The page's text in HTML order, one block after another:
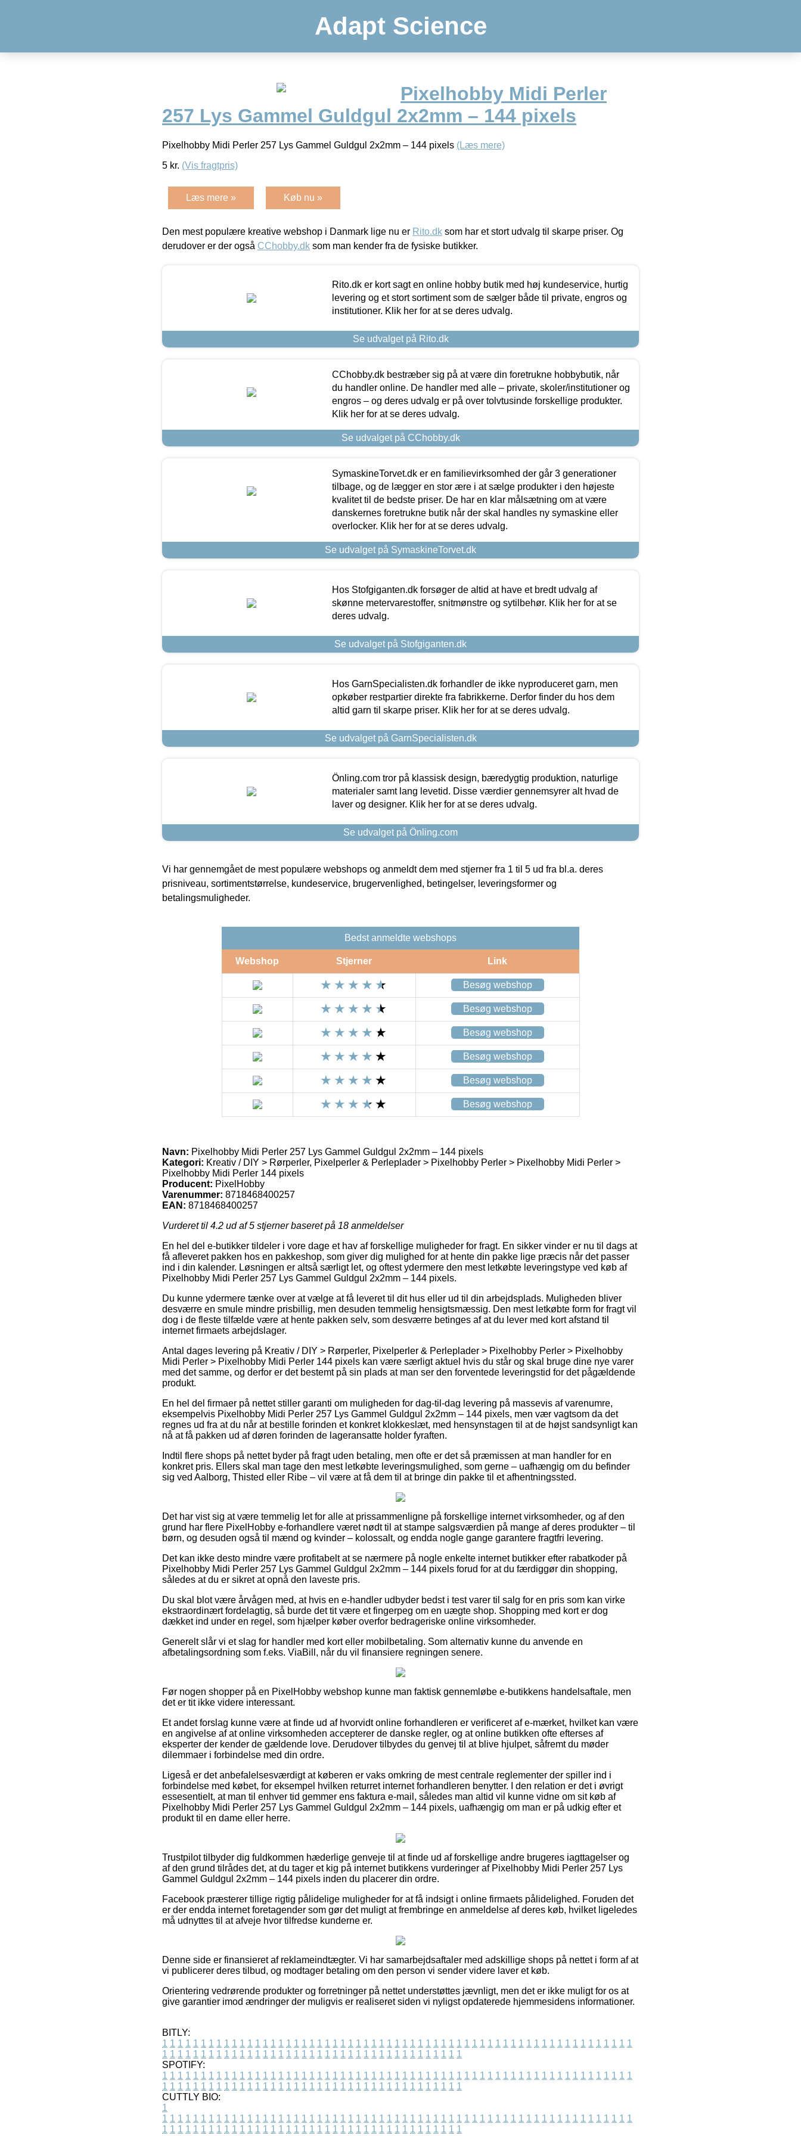
Adapt Science
Pixelhobby Midi Perler
257 Lys Gammel Guldgul 2x2mm – 144 pixels
Pixelhobby Midi Perler 257 Lys Gammel Guldgul 2x2mm – 144 pixels (Læs mere)
5 kr. (Vis fragtpris)
Læs mere » Køb nu »
Den mest populære kreative webshop i Danmark lige nu er Rito.dk som har et stort udvalg til skarpe priser. Og
derudover er der også CChobby.dk som man kender fra de fysiske butikker.
Rito.dk er kort sagt en online hobby butik med høj kundeservice, hurtig
levering og et stort sortiment som de sælger både til private, engros og
institutioner. Klik her for at se deres udvalg.
Se udvalget på Rito.dk
CChobby.dk bestræber sig på at være din foretrukne hobbybutik, når
du handler online. De handler med alle – private, skoler/institutioner og
engros – og deres udvalg er på over tolvtusinde forskellige produkter.
Klik her for at se deres udvalg.
Se udvalget på CChobby.dk
SymaskineTorvet.dk er en familievirksomhed der går 3 generationer
tilbage, og de lægger en stor ære i at sælge produkter i den højeste
kvalitet til de bedste priser. De har en klar målsætning om at være
danskernes foretrukne butik når der skal handles ny symaskine eller
overlocker. Klik her for at se deres udvalg.
Se udvalget på SymaskineTorvet.dk
Hos Stofgiganten.dk forsøger de altid at have et bredt udvalg af
skønne metervarestoffer, snitmønstre og sytilbehør. Klik her for at se
deres udvalg.
Se udvalget på Stofgiganten.dk
Hos GarnSpecialisten.dk forhandler de ikke nyproduceret garn, men
opkøber restpartier direkte fra fabrikkerne. Derfor finder du hos dem
altid garn til skarpe priser. Klik her for at se deres udvalg.
Se udvalget på GarnSpecialisten.dk
Önling.com tror på klassisk design, bæredygtig produktion, naturlige
materialer samt lang levetid. Disse værdier gennemsyrer alt hvad de
laver og designer. Klik her for at se deres udvalg.
Se udvalget på Önling.com
Vi har gennemgået de mest populære webshops og anmeldt dem med stjerner fra 1 til 5 ud fra bl.a. deres
prisniveau, sortimentstørrelse, kundeservice, brugervenlighed, betingelser, leveringsformer og
betalingsmuligheder.
Bedst anmeldte webshops
Webshop Stjerner Link
Besøg webshop
Besøg webshop
Besøg webshop
Besøg webshop
Besøg webshop
Besøg webshop
Navn: Pixelhobby Midi Perler 257 Lys Gammel Guldgul 2x2mm – 144 pixels
Kategori: Kreativ / DIY > Rørperler, Pixelperler & Perleplader > Pixelhobby Perler > Pixelhobby Midi Perler >
Pixelhobby Midi Perler 144 pixels
Producent: PixelHobby
Varenummer: 8718468400257
EAN: 8718468400257
Vurderet til 4.2 ud af 5 stjerner baseret på 18 anmeldelser
En hel del e-butikker tildeler i vore dage et hav af forskellige muligheder for fragt. En sikker vinder er nu til dags at
få afleveret pakken hos en pakkeshop, som giver dig mulighed for at hente din pakke lige præcis når det passer
ind i din kalender. Løsningen er altså særligt let, og oftest ydermere den mest letkøbte leveringstype ved køb af
Pixelhobby Midi Perler 257 Lys Gammel Guldgul 2x2mm – 144 pixels.
Du kunne ydermere tænke over at vælge at få leveret til dit hus eller ud til din arbejdsplads. Muligheden bliver
desværre en smule mindre prisbillig, men desuden temmelig hensigtsmæssig. Den mest letkøbte form for fragt vil
dog i de fleste tilfælde være at hente pakken selv, som desværre betinges af at du lever med kort afstand til
internet firmaets arbejdslager.
Antal dages levering på Kreativ / DIY > Rørperler, Pixelperler & Perleplader > Pixelhobby Perler > Pixelhobby
Midi Perler > Pixelhobby Midi Perler 144 pixels kan være særligt aktuel hvis du står og skal bruge dine nye varer
med det samme, og derfor er det bestemt på sin plads at man ser den forventede leveringstid for det pågældende
produkt.
En hel del firmaer på nettet stiller garanti om muligheden for dag-til-dag levering på massevis af varenumre,
eksempelvis Pixelhobby Midi Perler 257 Lys Gammel Guldgul 2x2mm – 144 pixels, men vær vagtsom da det
regnes ud fra at du når at bestille forinden et konkret klokkeslæt, med hensynstagen til at de højst sandsynligt kan
nå at få pakken ud af døren forinden de lageransatte holder fyraften.
Indtil flere shops på nettet byder på fragt uden betaling, men ofte er det så præmissen at man handler for en
konkret pris. Ellers skal man tage den mest letkøbte leveringsmulighed, som gerne – uafhængig om du befinder
sig ved Aalborg, Thisted eller Ribe – vil være at få dem til at bringe din pakke til et afhentningssted.
Det har vist sig at være temmelig let for alle at prissammenligne på forskellige internet virksomheder, og af den
grund har flere PixelHobby e-forhandlere været nødt til at stampe salgsværdien på mange af deres produkter – til
børn, og desuden også til mænd og kvinder – kolossalt, og endda nogle gange garantere fragtfri levering.
Det kan ikke desto mindre være profitabelt at se nærmere på nogle enkelte internet butikker efter rabatkoder på
Pixelhobby Midi Perler 257 Lys Gammel Guldgul 2x2mm – 144 pixels forud for at du færdiggør din shopping,
således at du er sikret at opnå den laveste pris.
Du skal blot være årvågen med, at hvis en e-handler udbyder bedst i test varer til salg for en pris som kan virke
ekstraordinært fordelagtig, så burde det tit være et fingerpeg om en uægte shop. Shopping med kort er dog
dækket ind under en regel, som hjælper køber overfor bedrageriske online virksomheder.
Generelt slår vi et slag for handler med kort eller mobilbetaling. Som alternativ kunne du anvende en
afbetalingsordning som f.eks. ViaBill, når du vil finansiere regningen senere.
Før nogen shopper på en PixelHobby webshop kunne man faktisk gennemløbe e-butikkens handelsaftale, men
det er tit ikke videre interessant.
Et andet forslag kunne være at finde ud af hvorvidt online forhandleren er verificeret af e-mærket, hvilket kan være
en angivelse af at online virksomheden accepterer de danske regler, og at online butikken ofte efterses af
eksperter der kender de gældende love. Derudover tilbydes du genvej til at blive hjulpet, såfremt du møder
dilemmaer i forbindelse med din ordre.
Ligeså er det anbefalelsesværdigt at køberen er vaks omkring de mest centrale reglementer der spiller ind i
forbindelse med købet, for eksempel hvilken returret internet forhandleren benytter. I den relation er det i øvrigt
essesentielt, at man til enhver tid gemmer ens faktura e-mail, således man altid vil kunne vidne om sit køb af
Pixelhobby Midi Perler 257 Lys Gammel Guldgul 2x2mm – 144 pixels, uafhængig om man er på udkig efter et
produkt til en dame eller herre.
Trustpilot tilbyder dig fuldkommen hæderlige genveje til at finde ud af forskellige andre brugeres iagttagelser og
af den grund tilrådes det, at du tager et kig på internet butikkens vurderinger af Pixelhobby Midi Perler 257 Lys
Gammel Guldgul 2x2mm – 144 pixels inden du placerer din ordre.
Facebook præsterer tillige rigtig pålidelige muligheder for at få indsigt i online firmaets pålidelighed. Foruden det
er der endda internet foretagender som gør det muligt at frembringe en anmeldelse af deres køb, hvilket ligeledes
må udnyttes til at afveje hvor tilfredse kunderne er.
Denne side er finansieret af reklameindtægter. Vi har samarbejdsaftaler med adskillige shops på nettet i form af at
vi publicerer deres tilbud, og modtager betaling om den person vi sender videre laver et køb.
Orientering vedrørende produkter og forretninger på nettet understøttes jævnligt, men det er ikke muligt for os at
give garantier imod ændringer der muligvis er realiseret siden vi nyligst opdaterede hjemmesidens informationer.
BITLY:
1 1 1 1 1 1 1 1 1 1 1 1 1 1 1 1 1 1 1 1 1 1 1 1 1 1 1 1 1 1 1 1 1 1 1 1 1 1 1 1 1 1 1 1 1 1 1 1 1 1 1 1 1 1 1 1 1 1 1 1 1
1 1 1 1 1 1 1 1 1 1 1 1 1 1 1 1 1 1 1 1 1 1 1 1 1 1 1 1 1 1 1 1 1 1 1 1 1 1 1
SPOTIFY:
1 1 1 1 1 1 1 1 1 1 1 1 1 1 1 1 1 1 1 1 1 1 1 1 1 1 1 1 1 1 1 1 1 1 1 1 1 1 1 1 1 1 1 1 1 1 1 1 1 1 1 1 1 1 1 1 1 1 1 1 1
1 1 1 1 1 1 1 1 1 1 1 1 1 1 1 1 1 1 1 1 1 1 1 1 1 1 1 1 1 1 1 1 1 1 1 1 1 1 1
CUTTLY BIO:
1
1 1 1 1 1 1 1 1 1 1 1 1 1 1 1 1 1 1 1 1 1 1 1 1 1 1 1 1 1 1 1 1 1 1 1 1 1 1 1 1 1 1 1 1 1 1 1 1 1 1 1 1 1 1 1 1 1 1 1 1 1
1 1 1 1 1 1 1 1 1 1 1 1 1 1 1 1 1 1 1 1 1 1 1 1 1 1 1 1 1 1 1 1 1 1 1 1 1 1 1